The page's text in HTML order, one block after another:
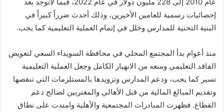
إحصائيات رسمية للعامين الأخيرين، وذلك أحدث ضرراً كبيراً في
البنية التحتية للمدارس وخلل في إتمام العملية التعليمية كما يجب.
منذ أعوام بدأ المجتمع المحلي في محافظة السويداء السعي لتعويض
الفاقد التعليمي ومنعه من الانهيار الكامل وجعل العملية التعليمية
تسير كما يجب، ودعم المدارس وتزويدها بالمستلزمات التي تنقصها
وتقديم المبالغ المالية من قبل الأهالي والمغتربين لصالح دعم
القطاع. فظهرت المبادرات المجتمعية والأهلية وامتدت على نطاق